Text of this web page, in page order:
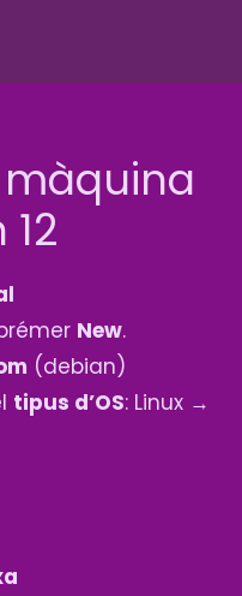
New.
(debian)
tipus d’OS: Linux →